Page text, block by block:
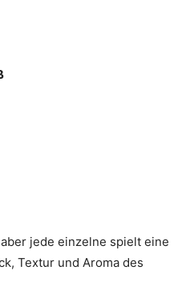
jede einzelne spielt eine
Textur und Aroma des